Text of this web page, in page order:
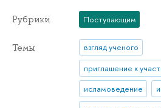
Рубрики Поступающим
Темы
взгляд ученого
приглашение к
исламоведение